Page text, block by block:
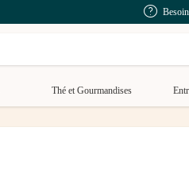
Thé et Gourmandises